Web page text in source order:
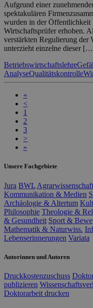
Aufgrund einer
spektakulären
wurden in der Öffentlichkeit
Wirtschaftsprüfer erhoben.
verstärkten Regulierung
unterzieht einzelne dieser
Betriebswirtschaftslehre
AnalyseQualitätskontrolle
«
<
1
2
3
>
»
Unsere Fachgebiete
Jura BWL Agrarwissenschaft
Kommunikation & Medien
Archäologie & Altertum
Philosophie Theologie &
& Gesundheit Sport &
Mathematik & Naturwiss.
Lebenserinnerungen Variata
Autorinnen und Autoren
Druckkostenzuschuss
publizieren
Doktorarbeit drucken